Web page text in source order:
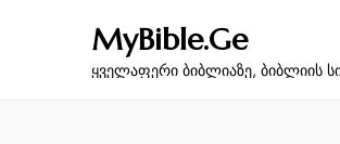
MyBible.Ge
ყველაფერი ბიბლიაზე, ბიბლიის